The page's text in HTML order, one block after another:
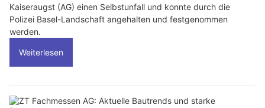
Kaiseraugst (AG) einen Selbstunfall und konnte durch die
Polizei Basel-Landschaft angehalten und festgenommen
werden.
Weiterlesen